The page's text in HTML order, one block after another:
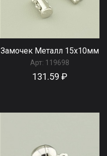
Замочек Металл 15x10мм
Арт: 119698
131.59 ₽